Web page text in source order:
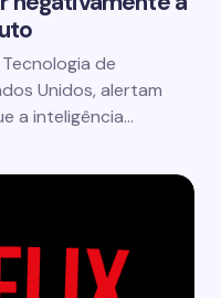
de
Unidos, alertam
a inteligência…